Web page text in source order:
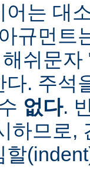
는 대
규먼트
쉬문
. 주석
없다.
하므로,